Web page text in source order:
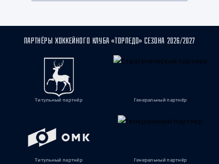
ПАРТНЁРЫ ХОККЕЙНОГО КЛУБА «ТОРПЕДО» СЕЗОНА 2026/2027
Титульный партнёр Генеральный партнёр
Титульный партнёр Генеральный партнёр